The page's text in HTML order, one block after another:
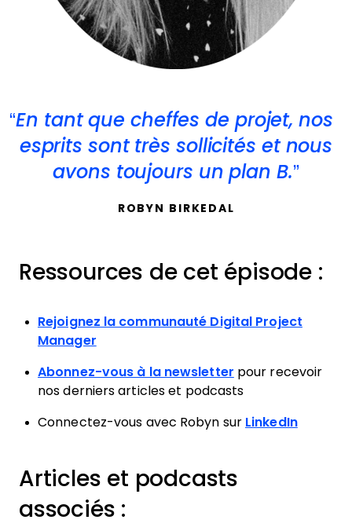
En tant que cheffes de projet, nos
esprits sont très sollicités et nous
avons toujours un plan B.
ROBYN BIRKEDAL
Ressources de cet épisode :
Rejoignez la communauté Digital Project
Manager
Abonnez-vous à la newsletter pour recevoir
nos derniers articles et podcasts
Connectez-vous avec Robyn sur LinkedIn
Articles et podcasts
associés :